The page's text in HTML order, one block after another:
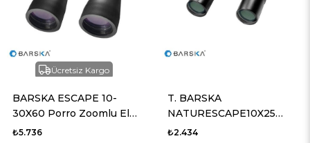
Ücretsiz Kargo
BARSKA ESCAPE 10-
30X60 Porro Zoomlu El
Dürbünü
₺5.736
T. BARSKA
NATURESCAPE10X25
ROOF,Kompakt El
₺2.434